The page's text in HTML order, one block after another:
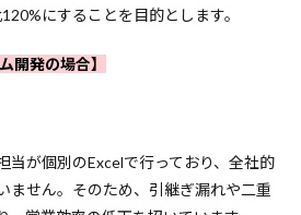
にすることを目的とします。
開発の場合】
当が個別のExcelで行っており、全社的
ません。そのため、引継ぎ漏れや二重